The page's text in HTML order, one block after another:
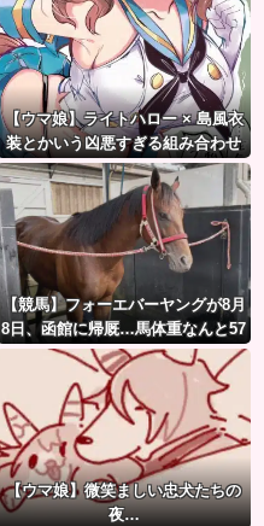
【ウマ娘】ライトハロー × 島風衣
装とかいう凶悪すぎる組み合わせ
ｗｗｗ「大変なことに…」
【競馬】フォーエバーヤングが8月
8日、函館に帰厩…馬体重なんと57
3キロ。←「デカすぎんだろ…」
【ウマ娘】微笑ましい忠犬たちの
夜…